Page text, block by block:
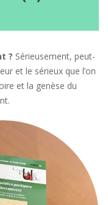
? Sérieusement, peut-
et le sérieux que l’on
et la genèse du